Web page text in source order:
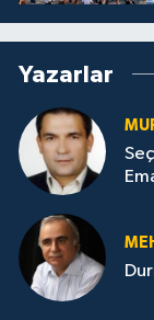
Yazarlar